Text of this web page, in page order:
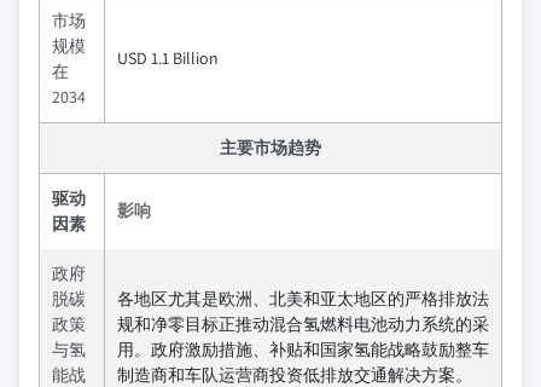
市场
规模
在
2034
USD 1.1 Billion
主要市场趋势
驱动
因素
影响
政府
脱碳
政策
与氢
能战
各地区尤其是欧洲、北美和亚太地区的严格排放法
规和净零目标正推动混合氢燃料电池动力系统的采
用。政府激励措施、补贴和国家氢能战略鼓励整车
制造商和车队运营商投资低排放交通解决方案。